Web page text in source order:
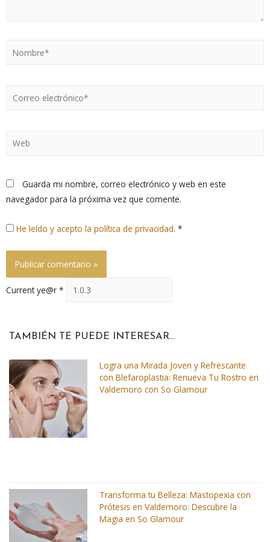
Guarda mi nombre, correo electrónico y web en este
navegador para la próxima vez que comente.
He leído y acepto la política de privacidad. *
Current ye@r *
TAMBIÉN TE PUEDE INTERESAR...
Logra una Mirada Joven y Refrescante
con Blefaroplastia: Renueva Tu Rostro en
Valdemoro con So Glamour
Transforma tu Belleza: Mastopexia con
Prótesis en Valdemoro: Descubre la
Magia en So Glamour